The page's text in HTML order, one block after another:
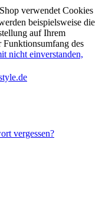
verwendet Cookies
beispielsweise die
auf Ihrem
Funktionsumfang des
nicht einverstanden,
vergessen?